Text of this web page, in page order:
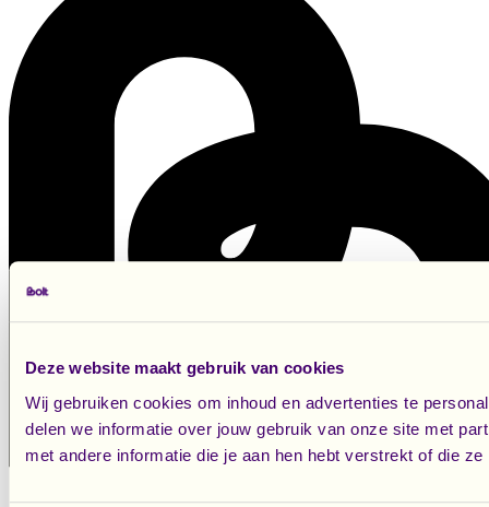
Deze website maakt gebruik van cookies
Wij gebruiken cookies om inhoud en advertenties te
delen we informatie over jouw gebruik van onze site met
met andere informatie die je aan hen hebt verstrekt of die